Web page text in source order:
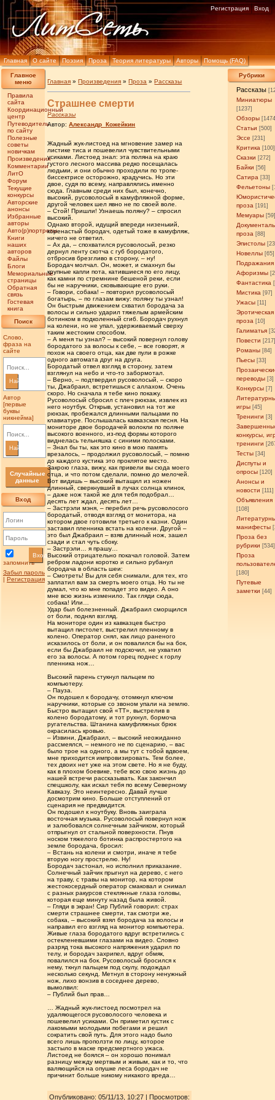
Главная О сайте Поэзия Проза Теория литературы Авторы Помощь (FAQ)
Регистрация Вход
Главное
меню
Правила
сайта
Координационный
центр
Путеводитель
по сайту
Полезные
советы
новичкам
Произведения
Комментарии
ЛитО
Форум
Текущие
конкурсы
Авторские
анонсы
Избранные
авторы
Авто(р)портреты
Книги
наших
авторов
Файлы
Блоги
Мемориальные
страницы
Обратная
связь
Гостевая
книга
Поиск
Слово,
фраза на
сайте
Найти
Автор
[первые
буквы
никнейма]
Найти
Случайные
данные
Вход
запомнить
Вход
Забыл пароль
| Регистрация
Рубрики
Рассказы
Миниатюры
[1237]
Обзоры
Статьи [500]
Эссе [231]
Критика [100]
Сказки [272]
Байки [56]
Сатира [33]
Фельетоны
проза [191]
Мемуары
проза [88]
Эпистолы
Новеллы [65]
Подражания
Афоризмы
Фантастика
Мистика [97]
Ужасы [11]
Эротическая
проза [10]
Галиматья
Повести
Романы [84]
Пьесы [33]
переводы [3]
Конкурсы [7]
игры [45]
Тренинги [3]
конкурсы,
тренинги
Тесты [34]
Диспуты и
опросы [120]
Анонсы и
новости [111]
Объявления
[108]
манифесты
Проза без
рубрики [534]
Проза
[180]
Путевые
заметки [44]
Главная »Произведения »Проза »Рассказы
Страшнее смерти
Рассказы
Автор:Александр_Кожейкин
Жадный жук-листоед на мгновение замер на
листике тиса и пошевелил чувствительными
усиками. Листоед знал: эта поляна на краю
густого лесного массива редко посещалась
людьми, и они обычно проходили по тропе-
биссектрисе осторожно, крадучись. Но эти
двое, судя по всему, направлялись именно
сюда. Главным среди них был, конечно,
высокий, русоволосый в камуфляжной форме,
другой человек шел явно не по своей воле.
– Стой! Пришли! Узнаешь поляну? – спросил
высокий.
Однако второй, идущий впереди низенький,
коренастый бородач, одетый тоже в камуфляж,
ничего не ответил.
– Ах да, – спохватился русоволосый, резко
дернул ленту скотча с губ бородатого,
отбросив брезгливо в сторону, – ну!
Бородач молчал. Он, может, и смахнул бы
крупные капли пота, катившиеся по его лицу,
как камни по стремнине бешеной реки, если
бы не наручники, сковывающие его руки.
– Говори, собака! – повторил русоволосый
богатырь, – по глазам вижу: поляну ты узнал!
Он быстрым движением схватил бородача за
волосы и сильно ударил тяжелым армейским
ботинком в подколенный сгиб. Бородач рухнул
на колени, но не упал, удерживаемый сверху
таким жестоким способом.
– А меня ты узнал? – высокий повернул голову
бородатого за волосы к себе, – все говорят, я
похож на своего отца, как две пули в рожке
одного автомата друг на друга.
Бородатый отвел взгляд в сторону, затем
взглянул на небо и что-то забормотал.
– Верно, – подтвердил русоволосый, – скоро
ты, Джабраил, встретишься с аллахом. Очень
скоро. Но сначала я тебе кино покажу.
Русоволосый сбросил с плеч рюкзак, извлек из
него ноутбук. Открыв, установил на тот же
рюкзак, пробежался длинными пальцами по
клавиатуре. Послышалась кавказская песня. На
мониторе двое бородачей волокли по поляне
высокого военного, из-под формы которого
виднелась тельняшка с синими полосками.
– Знал бы ты, как это кино в мою память
врезалось, – продолжил русоволосый, – помню
до каждого кустика это проклятое место.
Закрою глаза, вижу, как привели вы сюда моего
отца, и что потом сделали, помню до мелочей.
Вот видишь – высокий вытащил из ножен
длинный, сверкнувший в лучах солнца клинок,
– даже нож такой же для тебя подобрал…
десять лет ждал, десять лет…
– Застрэли мэня, – перебил речь русоволосого
бородатый, отводя взгляд от монитора, на
котором двое готовили третьего к казни. Один
заставил пленника встать на колени. Другой –
это был Джабраил – взяв длинный нож, зашел
сзади и стал чуть сбоку.
– Застрэли… я прашу…
Высокий отрицательно покачал головой. Затем
ребром ладони коротко и сильно рубанул
бородача в область шеи:
– Смотреть! Вы для себя снимали, для тех, кто
заплатил вам за смерть моего отца. Но ты не
думал, что ко мне попадет это видео. А оно
мне всю жизнь изменило. Так гляди сюда,
собака! Или…
Удар был болезненный. Джабраил сморщился
от боли, поднял взгляд.
На мониторе один из кавказцев быстро
вытащил пистолет, выстрелил пленному в
колено. Оператор снял, как лицо раненого
исказилось от боли, и он повалился бы на бок,
если бы Джабраил не подскочил, не ухватил
его за волосы. А потом горец поднес к горлу
пленника нож…
Высокий парень стукнул пальцем по
компьютеру.
– Пауза.
Он подошел к бородачу, отомкнул ключом
наручники, которые со звоном упали на землю.
Быстро вытащил свой «ТТ», выстрелив в
колено бородатому, и тот рухнул, бормоча
ругательства. Штанина камуфляжных брюк
окрасилась кровью.
– Извини, Джабраил, – высокий неожиданно
рассмеялся, – немного не по сценарию, – вас
было трое на одного, а мы тут с тобой вдвоем,
мне приходится импровизировать. Тем более,
тех двоих нет уже на этом свете. Но я не буду,
как в плохом боевике, тебе всю свою жизнь до
нашей встречи рассказывать. Как закончил
спецшколу, как искал тебя по всему Северному
Кавказу. Это неинтересно. Давай лучше
досмотрим кино. Больше отступлений от
сценария не предвидится.
Он подошел к ноутбуку. Вновь заиграла
восточная музыка. Русоволосый повернул нож
и залюбовался солнечным зайчиком, который
отпрыгнул от стальной поверхности. Пнув
носком тяжелого ботинка распростертого на
земле бородача, бросил:
– Встань на колени и смотри, иначе я тебе
вторую ногу прострелю. Ну!
Бородач застонал, но исполнил приказание.
Солнечный зайчик прыгнул на дерево, с него
на траву, с травы на монитор, на котором
жестокосердный оператор смаковал и снимал
с разных ракурсов стеклянные глаза головы,
которая еще минуту назад была живой.
– Гляди в экран! Сир Публий говорил: страх
смерти страшнее смерти, так смотри же,
собака, – высокий взял бородача за волосы и
направил его взгляд на монитор компьютера.
Живые глаза бородатого вдруг встретились с
остекленевшими глазами на видео. Словно
разряд тока высокого напряжения ударил по
телу, и бородач захрипел, вдруг обмяк,
повалился на бок. Русоволосый бросился к
нему, ткнул пальцем под скулу, подождал
несколько секунд. Метнул в сторону ненужный
нож, лихо вонзив в соседнее дерево,
вымолвил:
– Публий был прав…
… Жадный жук-листоед посмотрел на
удаляющегося русоволосого человека и
пошевелил усиками. Он приметил кустик с
лакомыми молодыми побегами и решил
сократить свой путь. Для этого надо было
всего лишь проползти по лицу, которое
застыло в маске предсмертного ужаса.
Листоед не боялся – он хорошо понимал
разницу между мертвым и живым, как и то, что
валяющийся на опушке леса бородач не
причинит больше никому никакого вреда…
Опубликовано: 05/11/13, 10:27 | Просмотров: